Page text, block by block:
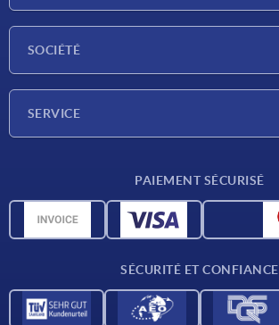
SOCIÉTÉ
SERVICE
Données CAO
PAIEMENT SÉCURISÉ
SÉCURITÉ ET CONFIANCE